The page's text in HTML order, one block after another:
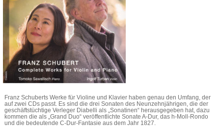
Franz Schuberts Werke für Violine und Klavier haben genau den Umfang, der
auf zwei CDs passt. Es sind die drei Sonaten des Neunzehnjährigen, die der
geschäftstüchtige Verleger Diabelli als „Sonatinen“ herausgegeben hat, dazu
kommen die als „Grand Duo“ veröffentlichte Sonate A-Dur, das h-Moll-Rondo
und die bedeutende C-Dur-Fantasie aus dem Jahr 1827.